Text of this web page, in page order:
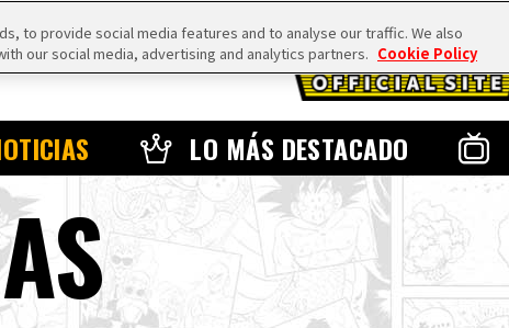
LO MÁS DESTACADO
to provide social media features and to analyse our traffic. We also
our social media, advertising and analytics partners. Cookie Policy